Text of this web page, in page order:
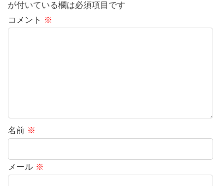
が付いている欄は必須項目です
コメント ※
名前 ※
メール ※